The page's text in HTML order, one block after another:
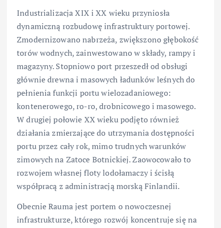
Industrializacja XIX i XX wieku przyniosła
dynamiczną rozbudowę infrastruktury portowej.
Zmodernizowano nabrzeża, zwiększono głębokość
torów wodnych, zainwestowano w składy, rampy i
magazyny. Stopniowo port przeszedł od obsługi
głównie drewna i masowych ładunków leśnych do
pełnienia funkcji portu wielozadaniowego:
kontenerowego, ro-ro, drobnicowego i masowego.
W drugiej połowie XX wieku podjęto również
działania zmierzające do utrzymania dostępności
portu przez cały rok, mimo trudnych warunków
zimowych na Zatoce Botnickiej. Zaowocowało to
rozwojem własnej floty lodołamaczy i ścisłą
współpracą z administracją morską Finlandii.
Obecnie Rauma jest portem o nowoczesnej
infrastrukturze, którego rozwój koncentruje się na